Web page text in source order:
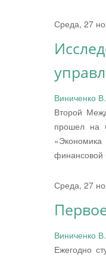
Среда, 27
Виниченко
Второй
прошел на
финансовой
Среда, 27
Виниченко
Ежегодно